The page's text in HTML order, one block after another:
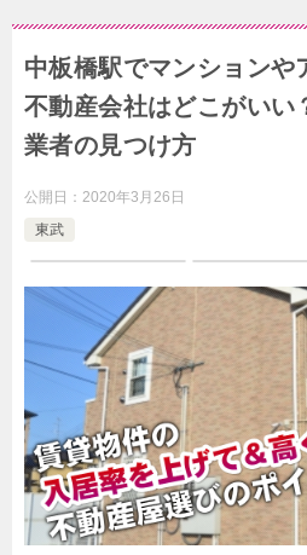
中板橋駅でマンションや
不動産会社はどこがいい
業者の見つけ方
公開日： 2020年3月26日
東武